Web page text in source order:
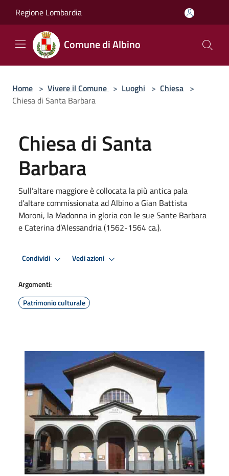
Regione Lombardia
Comune di Albino
Home > Vivere il Comune > Luoghi > Chiesa >
Chiesa di Santa Barbara
Chiesa di Santa
Barbara
Sull’altare maggiore è collocata la più antica pala
d’altare commissionata ad Albino a Gian Battista
Moroni, la Madonna in gloria con le sue Sante Barbara
e Caterina d’Alessandria (1562-1564 ca.).
Condividi Vedi azioni
Argomenti:
Patrimonio culturale